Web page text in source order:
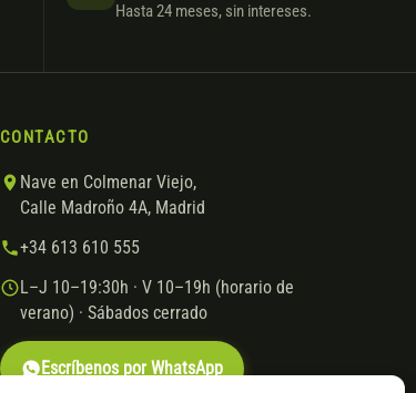
Hasta 24 meses, sin intereses.
CONTACTO
Nave en Colmenar Viejo,
Calle Madroño 4A, Madrid
+34 613 610 555
L–J 10–19:30h · V 10–19h (horario de
verano) · Sábados cerrado
Escríbenos por WhatsApp